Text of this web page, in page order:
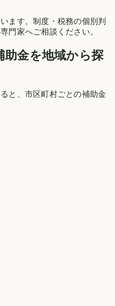
ます。制度・税務の個別判
門家へご相談ください。
助金を地域から探
と、市区町村ごとの補助金